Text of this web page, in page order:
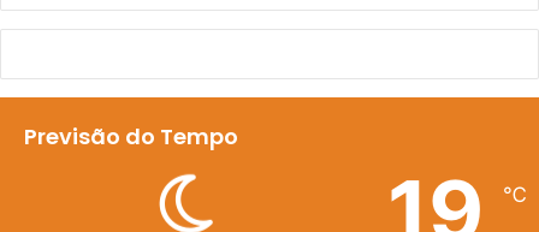
Previsão do Tempo
19 ℃